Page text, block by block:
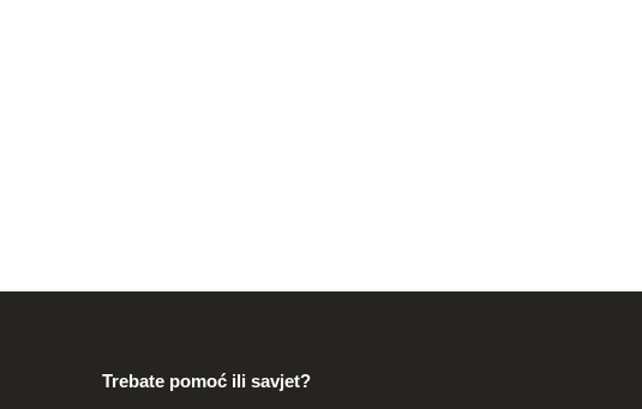
Trebate pomoć ili savjet?